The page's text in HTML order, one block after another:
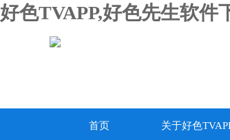
好色TVAPP,好色先生软
首页 关于好色